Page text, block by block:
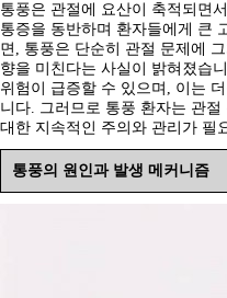
통풍은 관절에 요산이 축적되면
통증을 동반하며 환자들에게 큰
면, 통풍은 단순히 관절 문제에
향을 미친다는 사실이 밝혀졌습
위험이 급증할 수 있으며, 이는
니다. 그러므로 통풍 환자는 관
대한 지속적인 주의와 관리가 필
통풍의 원인과 발생 메커니즘